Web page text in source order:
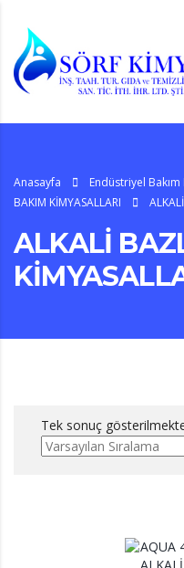
Anasayfa Endüstriyel
BAKIM KİMYASALLARI
ALKALİ
Tek sonuç